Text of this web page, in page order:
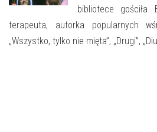
bibliotece gościła
terapeuta, autorka popularnych
„Wszystko, tylko nie mięta”, „Drugi”,